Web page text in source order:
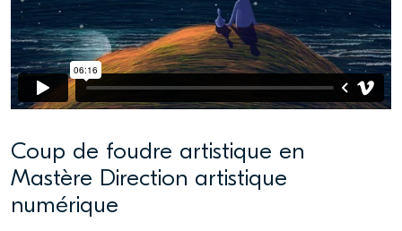
Coup de foudre artistique en
Mastère Direction artistique
numérique